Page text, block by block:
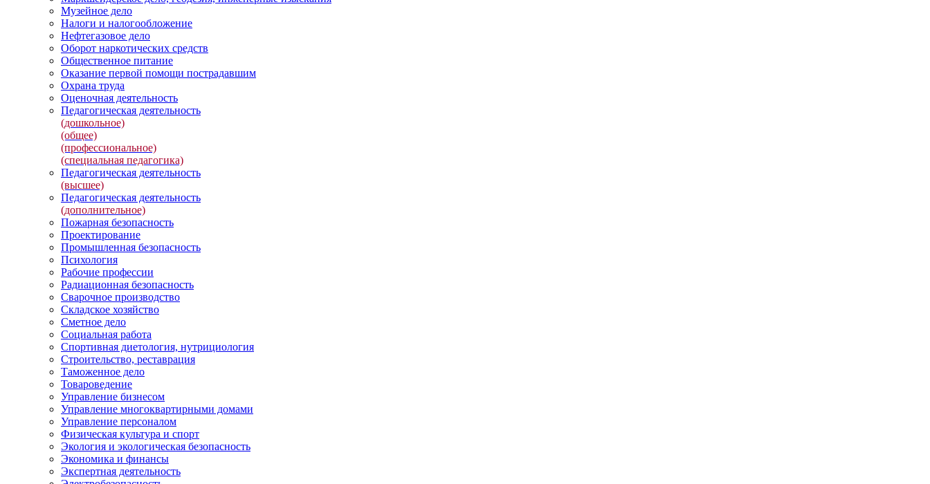
Музейное дело
Налоги и налогообложение
Нефтегазовое дело
Оборот наркотических средств
Общественное питание
Оказание первой помощи пострадавшим
Охрана труда
Оценочная деятельность
Педагогическая деятельность
(дошкольное)
(общее)
(профессиональное)
(специальная педагогика)
Педагогическая деятельность
(высшее)
Педагогическая деятельность
(дополнительное)
Пожарная безопасность
Проектирование
Промышленная безопасность
Психология
Рабочие профессии
Радиационная безопасность
Сварочное производство
Складское хозяйство
Сметное дело
Социальная работа
Спортивная диетология, нутрициология
Строительство, реставрация
Таможенное дело
Товароведение
Управление бизнесом
Управление многоквартирными домами
Управление персоналом
Физическая культура и спорт
Экология и экологическая безопасность
Экономика и финансы
Экспертная деятельность